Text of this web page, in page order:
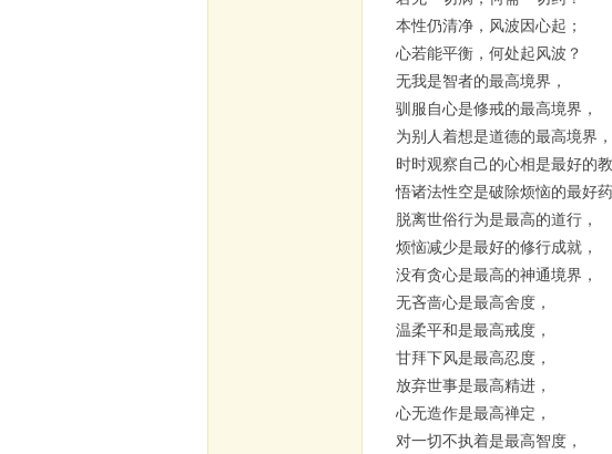
本性仍清净，风波因心起；
心若能平衡，何处起风波？
无我是智者的最高境界，
驯服自心是修戒的最高境界，
为别人着想是道德的最高境界，
时时观察自己的心相是最好的教
悟诸法性空是破除烦恼的最好药
脱离世俗行为是最高的道行，
烦恼减少是最好的修行成就，
没有贪心是最高的神通境界，
无吝啬心是最高舍度，
温柔平和是最高戒度，
甘拜下风是最高忍度，
放弃世事是最高精进，
心无造作是最高禅定，
对一切不执着是最高智度，